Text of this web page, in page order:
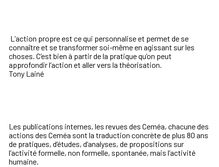
L’action propre est ce qui personnalise et permet de se
connaître et se transformer soi-même en agissant sur les
choses. C’est bien à partir de la pratique qu’on peut
approfondir l’action et aller vers la théorisation.
Tony Lainé
Les publications internes, les revues des Ceméa, chacune des
actions des Ceméa sont la traduction concrète de plus 80 ans
de pratiques, d’études, d’analyses, de propositions sur
l’activité formelle, non formelle, spontanée, mais l’activité
humaine.